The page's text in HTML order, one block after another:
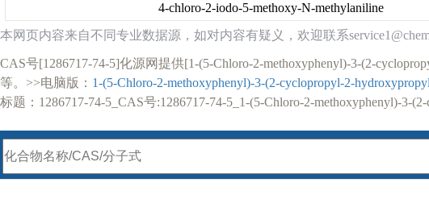
4-chloro-2-iodo-5-methoxy-N-methylaniline
本网页内容来自不同专业数据源，如对内容有疑义，欢迎联系
CAS号[1286717-74-5]化源网提供[1-(5-Chloro-2-methoxyphenyl)-3-(2-
等。>>电脑版： 1-(5-Chloro-2-methoxyphenyl)-3-(2-cyclopropyl-2-
标题：1286717-74-5_CAS号:1286717-74-5_1-(5-Chloro-2-methoxyphenyl)-3-